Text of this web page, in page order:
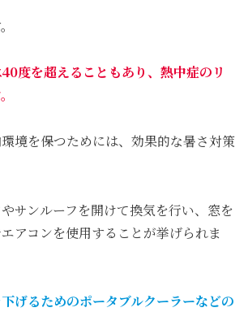
度を超えることもあり、熱中症のリ
境を保つためには、効果的な暑さ対策
サンルーフを開けて換気を行い、窓を
アコンを使用することが挙げられま
げるためのポータブルクーラーなどの